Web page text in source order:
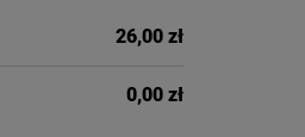
26,00 zł
0,00 zł